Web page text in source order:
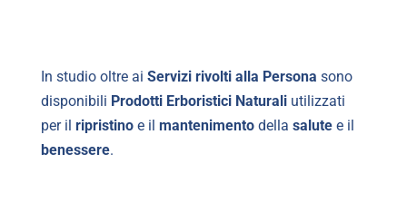
In studio oltre ai Servizi rivolti alla Persona sono
disponibili Prodotti Erboristici Naturali utilizzati
per il ripristino e il mantenimento della salute e il
benessere.